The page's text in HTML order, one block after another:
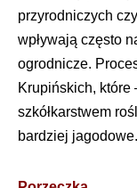
przyrodniczych
wpływają często
ogrodnicze.
Krupińskich, które
szkółkarstwem
bardziej jagodowe.